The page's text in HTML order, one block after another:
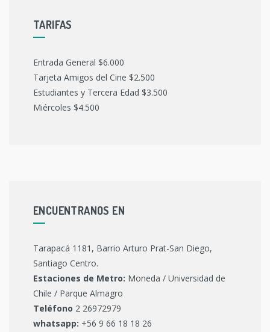
TARIFAS
Entrada General $6.000
Tarjeta Amigos del Cine $2.500
Estudiantes y Tercera Edad $3.500
Miércoles $4.500
ENCUENTRANOS EN
Tarapacá 1181, Barrio Arturo Prat-San Diego,
Santiago Centro.
Estaciones de Metro: Moneda / Universidad de
Chile / Parque Almagro
Teléfono 2 26972979
whatsapp: +56 9 66 18 18 26